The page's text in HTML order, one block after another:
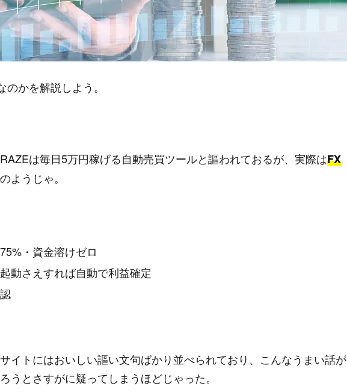
のかを解説しよう。
は毎日5万円稼げる自動売買ツールと謳われておるが、実際はFX
のようじゃ。
・資金溶けゼロ
動さえすれば自動で利益確定
イトにはおいしい謳い文句ばかり並べられており、こんなうまい話が
うとさすがに疑ってしまうほどじゃった。